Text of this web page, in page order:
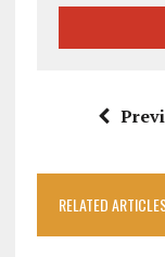
RELATED